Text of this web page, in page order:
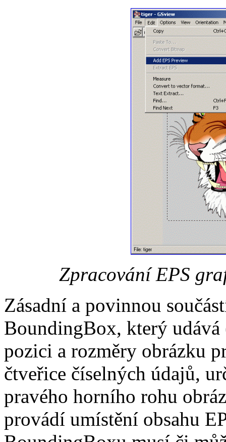
Zpracování EPS
Zásadní a povinnou
BoundingBox, který
pozici a rozměry obrázku
čtveřice číselných údajů,
pravého horního rohu
provádí umístění obsahu